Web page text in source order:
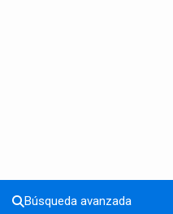
Búsqueda avanzada